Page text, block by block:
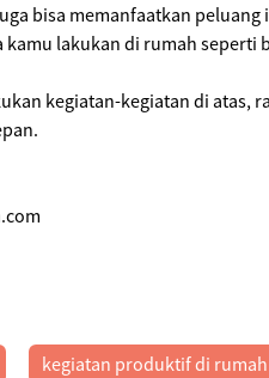
bisa memanfaatkan
kamu lakukan di rumah seperti
kegiatan-kegiatan di atas,
kegiatan produktif di rumah